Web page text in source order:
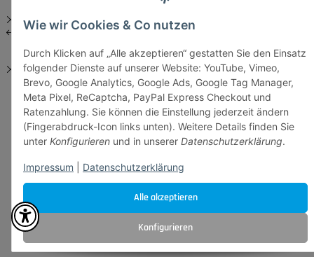
Alle akzeptieren
Konfigurieren
Wie wir Cookies & Co nutzen
Durch Klicken auf „Alle akzeptieren“ gestatten Sie den Einsatz
folgender Dienste auf unserer Website: YouTube, Vimeo,
Brevo, Google Analytics, Google Ads, Google Tag Manager,
Meta Pixel, ReCaptcha, PayPal Express Checkout und
Ratenzahlung. Sie können die Einstellung jederzeit ändern
(Fingerabdruck-Icon links unten). Weitere Details finden Sie
unter Konfigurieren und in unserer Datenschutzerklärung.
Impressum Datenschutzerklärung